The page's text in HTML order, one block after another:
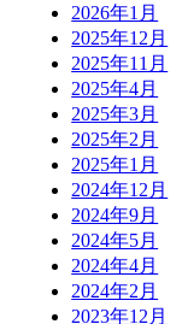
2026年1月
2025年12月
2025年11月
2025年4月
2025年3月
2025年2月
2025年1月
2024年12月
2024年9月
2024年5月
2024年4月
2024年2月
2023年12月